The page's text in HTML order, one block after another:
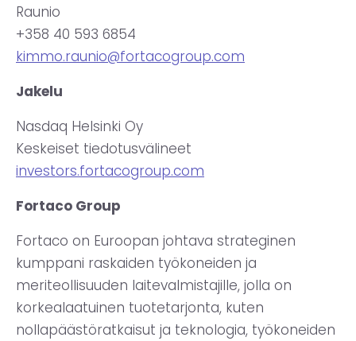
Raunio
+358 40 593 6854
kimmo.raunio@fortacogroup.com
Jakelu
Nasdaq Helsinki Oy
Keskeiset tiedotusvälineet
investors.fortacogroup.com
Fortaco Group
Fortaco on Euroopan johtava strateginen
kumppani raskaiden työkoneiden ja
meriteollisuuden laitevalmistajille, jolla on
korkealaatuinen tuotetarjonta, kuten
nollapäästöratkaisut ja teknologia, työkoneiden